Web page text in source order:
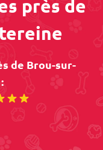
près de
de Brou-sur-